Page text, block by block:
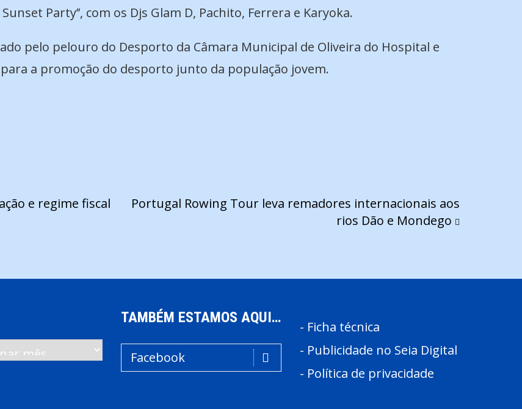
Party’’, com os Djs Glam D, Pachito, Ferrera e Karyoka.
pelo pelouro do Desporto da Câmara Municipal de Oliveira do Hospital e
a promoção do desporto junto da população jovem.
e regime fiscal
Portugal Rowing Tour leva remadores internacionais aos
rios Dão e Mondego
TAMBÉM ESTAMOS AQUI…
Facebook
- Ficha técnica
- Publicidade no Seia Digital
- Política de privacidade